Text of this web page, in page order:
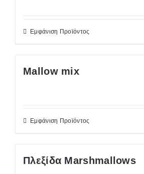
Εμφάνιση Προϊόντος
Mallow mix
Εμφάνιση Προϊόντος
Πλεξίδα Marshmallows